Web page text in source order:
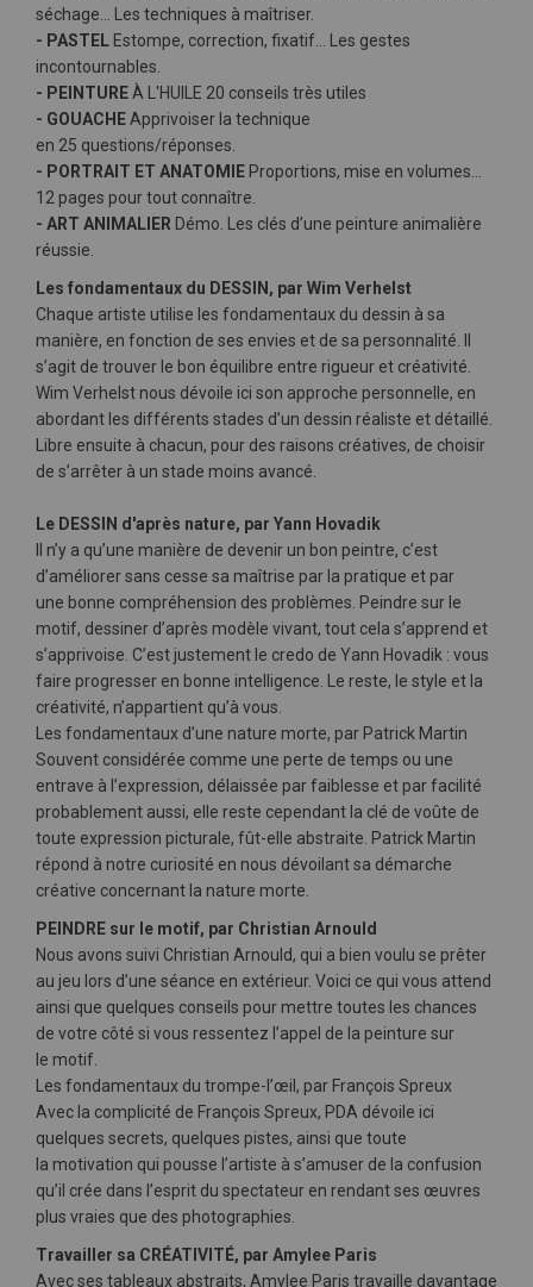
séchage… Les techniques à maîtriser.
- PASTEL Estompe, correction, fixatif… Les gestes
incontournables.
- PEINTURE À L'HUILE 20 conseils très utiles
- GOUACHE Apprivoiser la technique
en 25 questions/réponses.
- PORTRAIT ET ANATOMIE Proportions, mise en volumes…
12 pages pour tout connaître.
- ART ANIMALIER Démo. Les clés d’une peinture animalière
réussie.
Les fondamentaux du DESSIN, par Wim Verhelst
Chaque artiste utilise les fondamentaux du dessin à sa
manière, en fonction de ses envies et de sa personnalité. Il
s’agit de trouver le bon équilibre entre rigueur et créativité.
Wim Verhelst nous dévoile ici son approche personnelle, en
abordant les différents stades d’un dessin réaliste et détaillé.
Libre ensuite à chacun, pour des raisons créatives, de choisir
de s’arrêter à un stade moins avancé.
Le DESSIN d'après nature, par Yann Hovadik
Il n’y a qu’une manière de devenir un bon peintre, c’est
d’améliorer sans cesse sa maîtrise par la pratique et par
une bonne compréhension des problèmes. Peindre sur le
motif, dessiner d’après modèle vivant, tout cela s’apprend et
s’apprivoise. C’est justement le credo de Yann Hovadik : vous
faire progresser en bonne intelligence. Le reste, le style et la
créativité, n’appartient qu’à vous.
Les fondamentaux d’une nature morte, par Patrick Martin
Souvent considérée comme une perte de temps ou une
entrave à l’expression, délaissée par faiblesse et par facilité
probablement aussi, elle reste cependant la clé de voûte de
toute expression picturale, fût-elle abstraite. Patrick Martin
répond à notre curiosité en nous dévoilant sa démarche
créative concernant la nature morte.
PEINDRE sur le motif, par Christian Arnould
Nous avons suivi Christian Arnould, qui a bien voulu se prêter
au jeu lors d’une séance en extérieur. Voici ce qui vous attend
ainsi que quelques conseils pour mettre toutes les chances
de votre côté si vous ressentez l’appel de la peinture sur
le motif.
Les fondamentaux du trompe-l’œil, par François Spreux
Avec la complicité de François Spreux, PDA dévoile ici
quelques secrets, quelques pistes, ainsi que toute
la motivation qui pousse l’artiste à s’amuser de la confusion
qu’il crée dans l’esprit du spectateur en rendant ses œuvres
plus vraies que des photographies.
Travailler sa CRÉATIVITÉ, par Amylee Paris
Avec ses tableaux abstraits, Amylee Paris travaille davantage